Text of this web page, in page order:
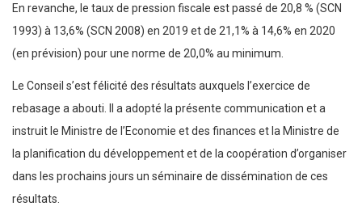
En revanche, le taux de pression fiscale est passé de 20,8 % (SCN
1993) à 13,6% (SCN 2008) en 2019 et de 21,1% à 14,6% en 2020
(en prévision) pour une norme de 20,0% au minimum.
Le Conseil s’est félicité des résultats auxquels l’exercice de
rebasage a abouti. Il a adopté la présente communication et a
instruit le Ministre de l’Economie et des finances et la Ministre de
la planification du développement et de la coopération d’organiser
dans les prochains jours un séminaire de dissémination de ces
résultats.